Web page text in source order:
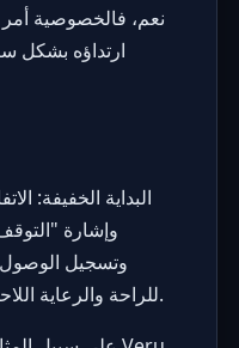
نعم، فالخصوصية
ارتداؤه بشكل
البداية الخفيفة:
وإشارة
وتسجيل
للراحة والرعاية اللاحقة، وسيشكرك جهازك العصبي.